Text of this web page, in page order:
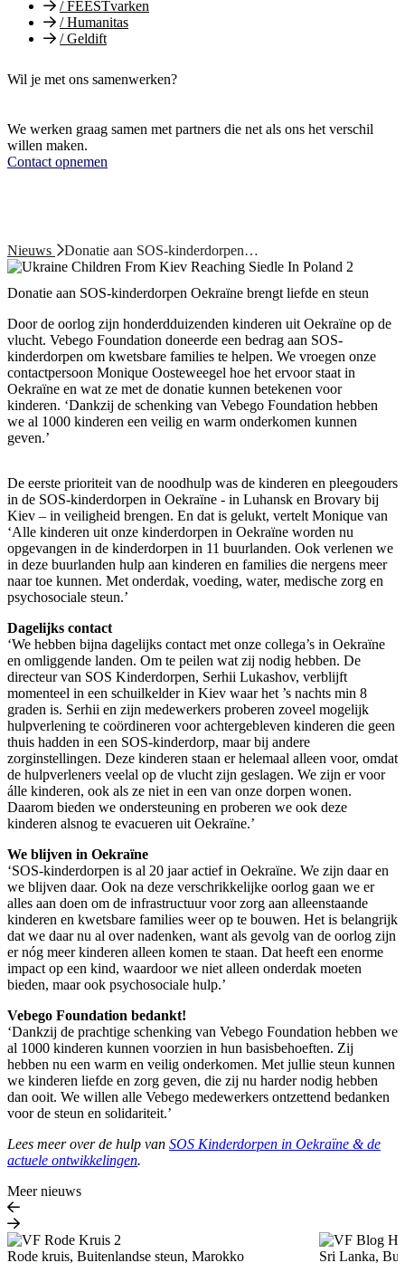
/FEESTvarken
/Humanitas
/Geldift
Wil je met ons samenwerken?
We werken graag samen met partners die net als ons het verschil
willen maken.
Contact opnemen
Nieuws Donatie aan SOS-kinderdorpen…
Donatie aan SOS-kinderdorpen Oekraïne brengt liefde en steun
Door de oorlog zijn honderdduizenden kinderen uit Oekraïne op de
vlucht. Vebego Foundation doneerde een bedrag aan SOS-
kinderdorpen om kwetsbare families te helpen. We vroegen onze
contactpersoon Monique Oosteweegel hoe het ervoor staat in
Oekraïne en wat ze met de donatie kunnen betekenen voor
kinderen. ‘Dankzij de schenking van Vebego Foundation hebben
we al 1000 kinderen een veilig en warm onderkomen kunnen
geven.’
De eerste prioriteit van de noodhulp was de kinderen en pleegouders
in de SOS-kinderdorpen in Oekraïne - in Luhansk en Brovary bij
Kiev – in veiligheid brengen. En dat is gelukt, vertelt Monique van
‘Alle kinderen uit onze kinderdorpen in Oekraïne worden nu
opgevangen in de kinderdorpen in 11 buurlanden. Ook verlenen we
in deze buurlanden hulp aan kinderen en families die nergens meer
naar toe kunnen. Met onderdak, voeding, water, medische zorg en
psychosociale steun.’
Dagelijks contact
‘We hebben bijna dagelijks contact met onze collega’s in Oekraïne
en omliggende landen. Om te peilen wat zij nodig hebben. De
directeur van SOS Kinderdorpen, Serhii Lukashov, verblijft
momenteel in een schuilkelder in Kiev waar het ’s nachts min 8
graden is. Serhii en zijn medewerkers proberen zoveel mogelijk
hulpverlening te coördineren voor achtergebleven kinderen die geen
thuis hadden in een SOS-kinderdorp, maar bij andere
zorginstellingen. Deze kinderen staan er helemaal alleen voor, omdat
de hulpverleners veelal op de vlucht zijn geslagen. We zijn er voor
álle kinderen, ook als ze niet in een van onze dorpen wonen.
Daarom bieden we ondersteuning en proberen we ook deze
kinderen alsnog te evacueren uit Oekraïne.’
We blijven in Oekraïne
‘SOS-kinderdorpen is al 20 jaar actief in Oekraïne. We zijn daar en
we blijven daar. Ook na deze verschrikkelijke oorlog gaan we er
alles aan doen om de infrastructuur voor zorg aan alleenstaande
kinderen en kwetsbare families weer op te bouwen. Het is belangrijk
dat we daar nu al over nadenken, want als gevolg van de oorlog zijn
er nóg meer kinderen alleen komen te staan. Dat heeft een enorme
impact op een kind, waardoor we niet alleen onderdak moeten
bieden, maar ook psychosociale hulp.’
Vebego Foundation bedankt!
‘Dankzij de prachtige schenking van Vebego Foundation hebben we
al 1000 kinderen kunnen voorzien in hun basisbehoeften. Zij
hebben nu een warm en veilig onderkomen. Met jullie steun kunnen
we kinderen liefde en zorg geven, die zij nu harder nodig hebben
dan ooit. We willen alle Vebego medewerkers ontzettend bedanken
voor de steun en solidariteit.’
Lees meer over de hulp van SOS Kinderdorpen in Oekraïne & de
actuele ontwikkelingen.
Meer nieuws
Rode kruis, Buitenlandse steun, Marokko Sri Lanka,